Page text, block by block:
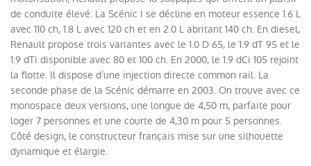
de conduite élevé. La Scénic I se décline en moteur essence 1.6 L
avec 110 ch, 1.8 L avec 120 ch et en 2.0 L abritant 140 ch. En diesel,
Renault propose trois variantes avec le 1.0 D 65, le 1.9 dT 95 et le
1.9 dTi disponible avec 80 et 100 ch. En 2000, le 1.9 dCi 105 rejoint
la flotte. Il dispose d’une injection directe common rail. La
seconde phase de la Scénic démarre en 2003. On trouve avec ce
monospace deux versions, une longue de 4,50 m, parfaite pour
loger 7 personnes et une courte de 4,30 m pour 5 personnes.
Côté design, le constructeur français mise sur une silhouette
dynamique et élargie.